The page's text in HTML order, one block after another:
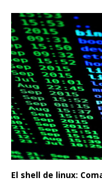
El shell de linux: